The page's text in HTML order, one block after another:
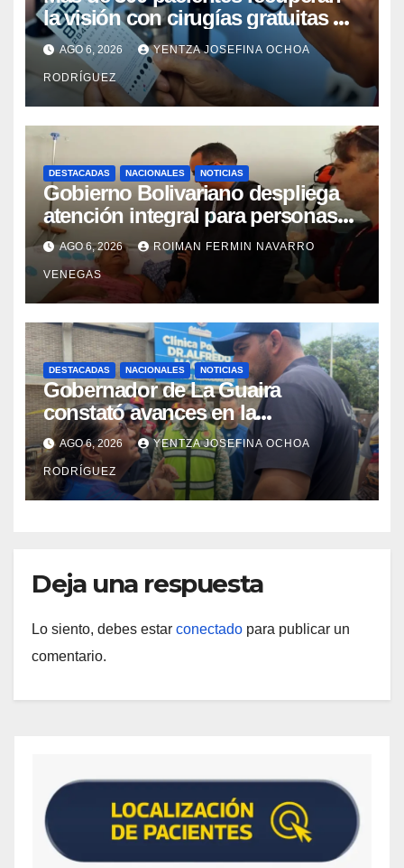
la visión con cirugías gratuitas de
cataratas en Zulia
AGO 6, 2026 YENTZA JOSEFINA OCHOA
RODRÍGUEZ
DESTACADAS NACIONALES NOTICIAS
Gobierno Bolivariano despliega
atención integral para personas
con discapacidad en
campamentos de La Guaira
AGO 6, 2026 ROIMAN FERMIN NAVARRO
VENEGAS
DESTACADAS NACIONALES NOTICIAS
Gobernador de La Guaira
constató avances en la
rehabilitación del Hospitalito de
Catia la Mar
AGO 6, 2026 YENTZA JOSEFINA OCHOA
RODRÍGUEZ
Deja una respuesta
Lo siento, debes estar conectado para publicar un
comentario.